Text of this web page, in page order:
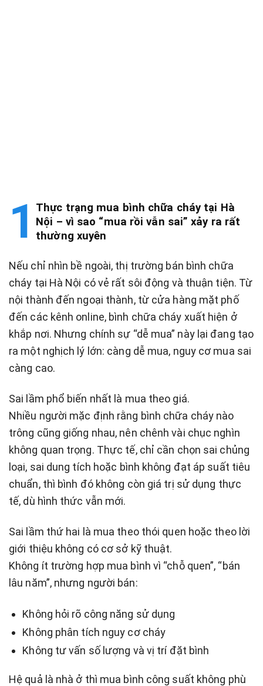
Thực trạng mua bình chữa cháy tại Hà
Nội – vì sao “mua rồi vẫn sai” xảy ra rất
thường xuyên
Nếu chỉ nhìn bề ngoài, thị trường bán bình chữa
cháy tại Hà Nội có vẻ rất sôi động và thuận tiện. Từ
nội thành đến ngoại thành, từ cửa hàng mặt phố
đến các kênh online, bình chữa cháy xuất hiện ở
khắp nơi. Nhưng chính sự “dễ mua” này lại đang tạo
ra một nghịch lý lớn: càng dễ mua, nguy cơ mua sai
càng cao.
Sai lầm phổ biến nhất là mua theo giá.
Nhiều người mặc định rằng bình chữa cháy nào
trông cũng giống nhau, nên chênh vài chục nghìn
không quan trọng. Thực tế, chỉ cần chọn sai chủng
loại, sai dung tích hoặc bình không đạt áp suất tiêu
chuẩn, thì bình đó không còn giá trị sử dụng thực
tế, dù hình thức vẫn mới.
Sai lầm thứ hai là mua theo thói quen hoặc theo lời
giới thiệu không có cơ sở kỹ thuật.
Không ít trường hợp mua bình vì “chỗ quen”, “bán
lâu năm”, nhưng người bán:
Không hỏi rõ công năng sử dụng
Không phân tích nguy cơ cháy
Không tư vấn số lượng và vị trí đặt bình
Hệ quả là nhà ở thì mua bình công suất không phù